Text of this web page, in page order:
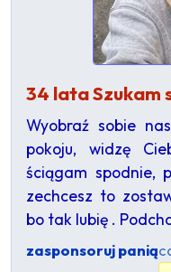
34 lata Szukam
Wyobraź sobie
pokoju, widzę
ściągam spodnie,
zechcesz to
bo tak lubię .
zasponsoruj panią